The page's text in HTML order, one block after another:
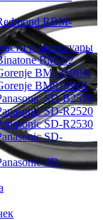
RBM-
и аксессуары
BM202
BM1210BK
BM910WII
SD-B2510
SD-R2520
SD-R2530
SD-
SD-